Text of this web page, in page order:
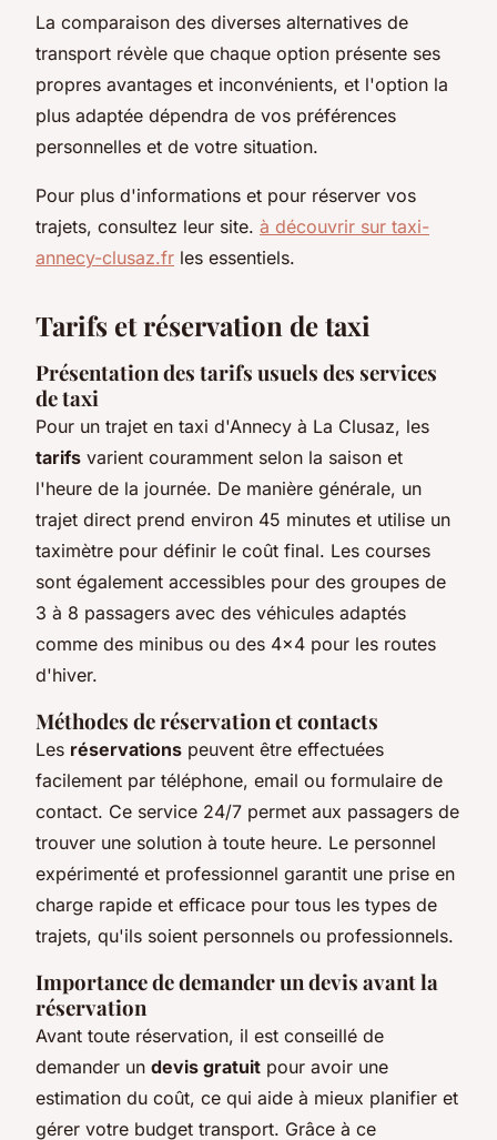
La comparaison des diverses alternatives de
transport révèle que chaque option présente ses
propres avantages et inconvénients, et l'option la
plus adaptée dépendra de vos préférences
personnelles et de votre situation.
Pour plus d'informations et pour réserver vos
trajets, consultez leur site. à découvrir sur taxi-
annecy-clusaz.fr les essentiels.
Tarifs et réservation de taxi
Présentation des tarifs usuels des services
de taxi
Pour un trajet en taxi d'Annecy à La Clusaz, les
tarifs varient couramment selon la saison et
l'heure de la journée. De manière générale, un
trajet direct prend environ 45 minutes et utilise un
taximètre pour définir le coût final. Les courses
sont également accessibles pour des groupes de
3 à 8 passagers avec des véhicules adaptés
comme des minibus ou des 4x4 pour les routes
d'hiver.
Méthodes de réservation et contacts
Les réservations peuvent être effectuées
facilement par téléphone, email ou formulaire de
contact. Ce service 24/7 permet aux passagers de
trouver une solution à toute heure. Le personnel
expérimenté et professionnel garantit une prise en
charge rapide et efficace pour tous les types de
trajets, qu'ils soient personnels ou professionnels.
Importance de demander un devis avant la
réservation
Avant toute réservation, il est conseillé de
demander un devis gratuit pour avoir une
estimation du coût, ce qui aide à mieux planifier et
gérer votre budget transport. Grâce à ce